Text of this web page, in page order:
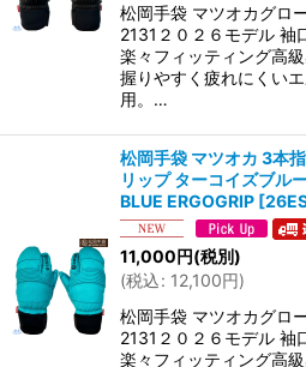
松岡手袋 マツオカグロ
2131２０２６モデル 袖
楽々フィッティング高
握りやすく疲れにくい
用。…
松岡手袋 マツオカ 3本
リップ ターコイズブル
BLUE ERGOGRIP [
11,000円(税別)
(税込: 12,100円)
松岡手袋 マツオカグロ
2131２０２６モデル 袖
楽々フィッティング高